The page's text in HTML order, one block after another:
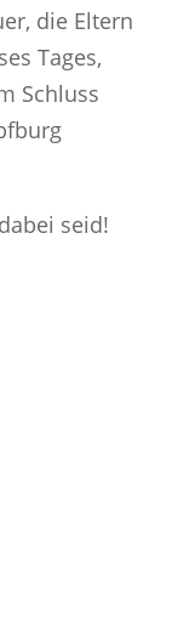
die Eltern
Tages,
Schluss
seid!